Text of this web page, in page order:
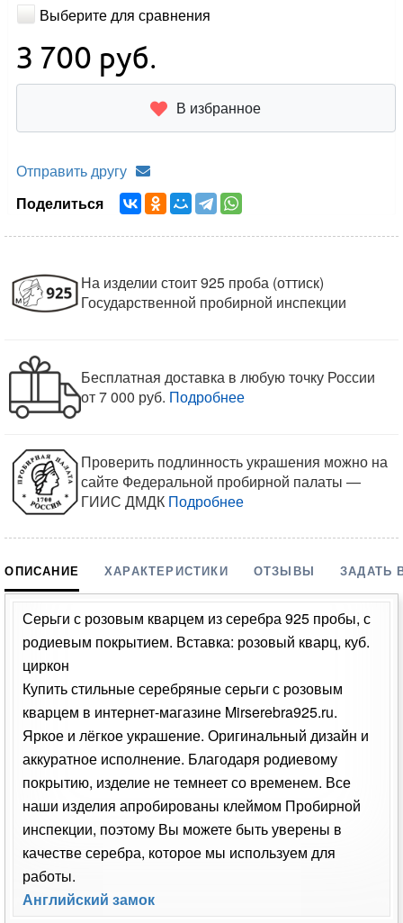
Выберите для сравнения
3 700 руб.
В избранное
Отправить другу
Поделиться
На изделии стоит 925 проба (оттиск)
Государственной пробирной инспекции
Бесплатная доставка в любую точку России
от 7 000 руб. Подробнее
Проверить подлинность украшения можно на
сайте Федеральной пробирной палаты —
ГИИС ДМДК Подробнее
ОПИСАНИЕ ХАРАКТЕРИСТИКИ ОТЗЫВЫ ЗАДАТЬ
Серьги с розовым кварцем из серебра 925 пробы, с
родиевым покрытием. Вставка: розовый кварц, куб.
циркон
Купить стильные серебряные серьги с розовым
кварцем в интернет-магазине Mirserebra925.ru.
Яркое и лёгкое украшение. Оригинальный дизайн и
аккуратное исполнение. Благодаря родиевому
покрытию, изделие не темнеет со временем. Все
наши изделия апробированы клеймом Пробирной
инспекции, поэтому Вы можете быть уверены в
качестве серебра, которое мы используем для
работы.
Английский замок